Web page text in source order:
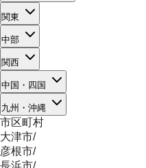
関東
中部
関西
中国・四国
九州・沖縄
市区町村
大津市/
彦根市/
長浜市/